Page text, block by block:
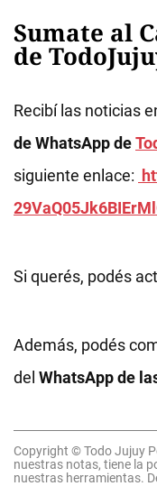
Sumate al
de
Recibí las noticias
de WhatsApp de
siguiente enlace:
Si querés, podés
Además, podés
del WhatsApp de
Copyright © Todo Jujuy
nuestras notas, tiene la
nuestras herramientas.